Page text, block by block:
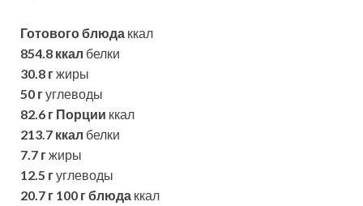
Готового блюда ккал
854.8 ккал белки
30.8 гжиры
50 гуглеводы
82.6 г Порции ккал
213.7 ккал белки
7.7 гжиры
12.5 гуглеводы
20.7 г 100 г блюда ккал